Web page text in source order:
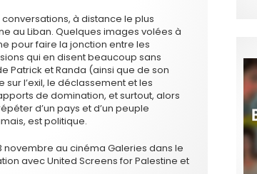
à distance le plus
au Liban. Quelques images volées à
pour faire la jonction entre les
qui en disent beaucoup sans
Patrick et Randa (ainsi que de son
l’exil, le déclassement et les
de domination, et surtout, alors
d’un pays et d’un peuple
est politique.
au cinéma Galeries dans le
avec United Screens for Palestine et